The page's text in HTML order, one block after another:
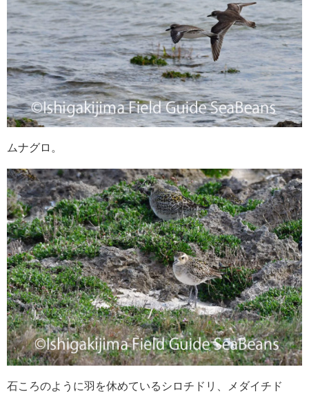
ムナグロ。
石ころのように羽を休めているシロチドリ、メダイチド